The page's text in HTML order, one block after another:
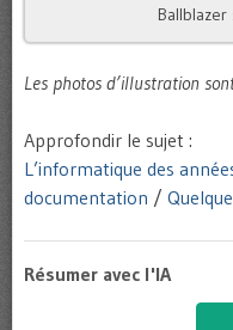
Ballblazer
Les photos d’illustration
Approfondir le sujet :
L’informatique des
documentation /
Résumer avec l'IA